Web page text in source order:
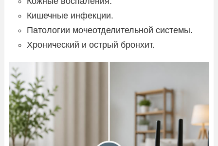
Кишечные инфекции.
Патологии мочеотделительной системы.
Хронический и острый бронхит.